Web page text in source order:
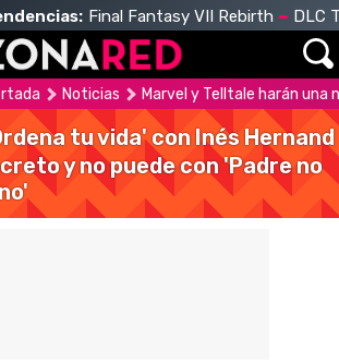
Final Fantasy VII Rebirth DLC
Noticias Marvel y Telltale harán una
tu vida' con Inés Hernand
y no puede con 'Padre no